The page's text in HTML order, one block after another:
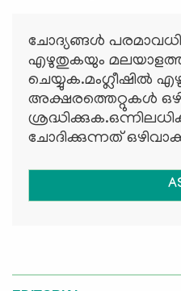
ചോദ്യങ്ങള്‍
എഴുതുകയും
ചെയ്യുക.മംഗ്ലീഷില്‍
അക്ഷരത്തെറ്റുകള്‍
ചോദിക്കുന്നത്